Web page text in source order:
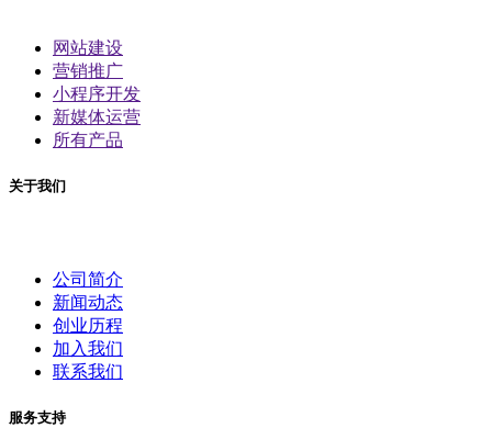
网站建设
营销推广
小程序开发
新媒体运营
所有产品
关于我们
公司简介
新闻动态
创业历程
加入我们
联系我们
服务支持